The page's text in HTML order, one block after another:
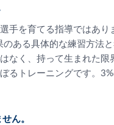
手を育てる指導ではあ
ある具体的な練習方法
なく、持って生まれた
るトレーニングです。
ん。